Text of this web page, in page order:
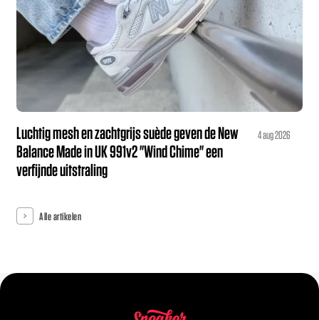
Luchtig mesh en zachtgrijs suède geven de New
Balance Made in UK 991v2 "Wind Chime" een
verfijnde uitstraling
4 aug 2026
Alle artikelen